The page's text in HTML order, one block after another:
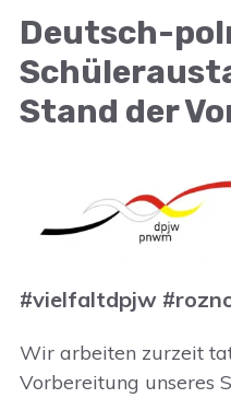
Deutsch-
Stand der
#vielfaltdpjw
Wir arbeiten zurzeit
Vorbereitung unseres